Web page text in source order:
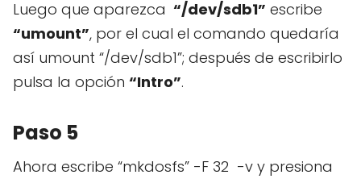
Luego que aparezca “/dev/sdb1” escribe
“umount”, por el cual el comando quedaría
así umount “/dev/sdb1”; después de escribirlo
pulsa la opción “Intro”.
Paso 5
Ahora escribe “mkdosfs” -F 32 -v y presiona